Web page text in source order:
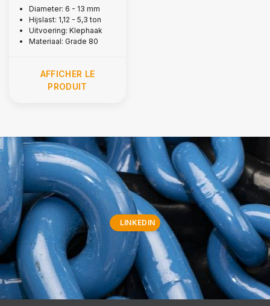
levage à goujon,
Grade 80
Diameter: 6 - 13 mm
Hijslast: 1,12 - 5,3 ton
Uitvoering: Klephaak
Materiaal: Grade 80
AFFICHER LE
PRODUIT
LINKEDIN